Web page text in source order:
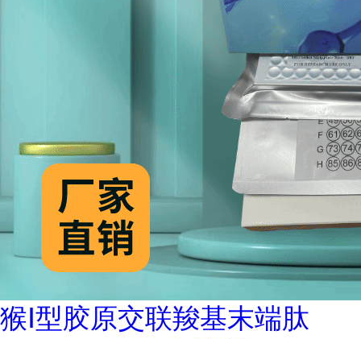
猴Ⅰ型胶原交联羧基末端肽